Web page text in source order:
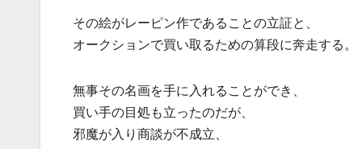
その絵がレーピン作であることの立証と、
オークションで買い取るための算段に奔走する。
無事その名画を手に入れることができ、
買い手の目処も立ったのだが、
邪魔が入り商談が不成立、